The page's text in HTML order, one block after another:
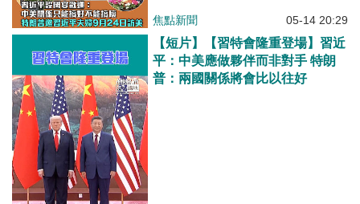
焦點新聞 05-14 20:29
【短片】【習特會隆重登場】習近
平：中美應做夥伴而非對手 特朗
普：兩國關係將會比以往好